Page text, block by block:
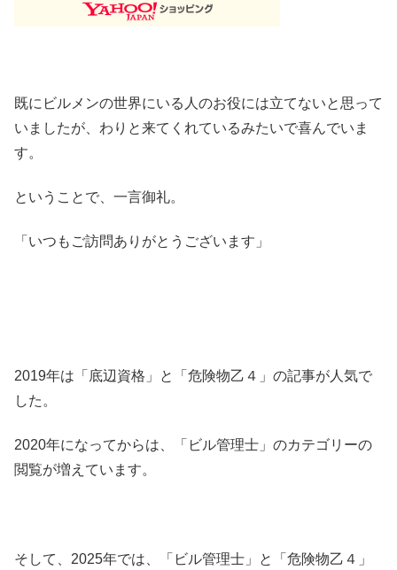
既にビルメンの世界にいる人のお役には立てないと思って
いましたが、わりと来てくれているみたいで喜んでいま
す。
ということで、一言御礼。
「いつもご訪問ありがとうございます」
2019年は「底辺資格」と「危険物乙４」の記事が人気で
した。
2020年になってからは、「ビル管理士」のカテゴリーの
閲覧が増えています。
そして、2025年では、「ビル管理士」と「危険物乙４」